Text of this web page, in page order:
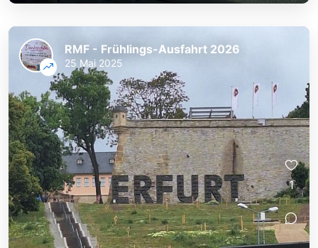
RMF - Frühlings-Ausfahrt 2026
25 Mai 2025
1